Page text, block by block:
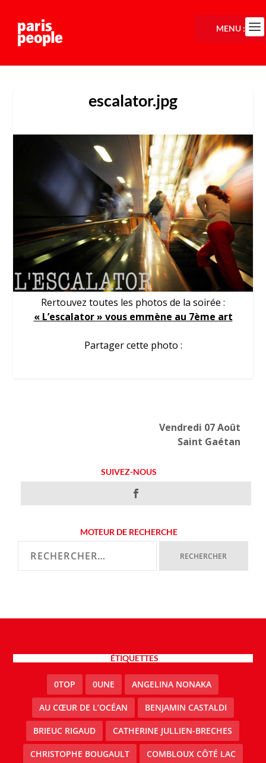
escalator.jpg
Rertouvez toutes les photos de la soirée :
« L’escalator » vous emmène au 7ème art
Partager cette photo :
Vendredi 07 Août
Saint Gaétan
SUIVEZ-NOUS
MOTEUR DE RECHERCHE
ÉTIQUETTES
0TOP 0UNE ANGELINA NONAKA
AU CŒUR DE L’OCÉAN BENJAMIN CASTALDI
BRIEUC RIGAUD CATHERINE JULLIEN-BRECHES
CHRISTOPHE BOUGAULT COMBLOUX CÔTÉ LAC
MENU :